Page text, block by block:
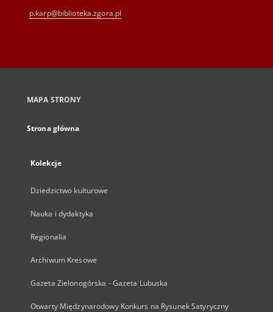
p.karp@biblioteka.zgora.pl
MAPA STRONY
Strona główna
Kolekcje
Dziedzictwo kulturowe
Nauka i dydaktyka
Regionalia
Archiwum Kresowe
Gazeta Zielonogórska - Gazeta Lubuska
Otwarty Międzynarodowy Konkurs na Rysunek Satyryczny